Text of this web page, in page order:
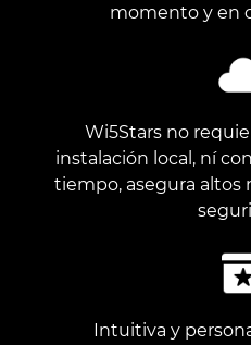
momento y en
Wi5Stars no
instalación local, ní
tiempo, asegura altos
Intuitiva y